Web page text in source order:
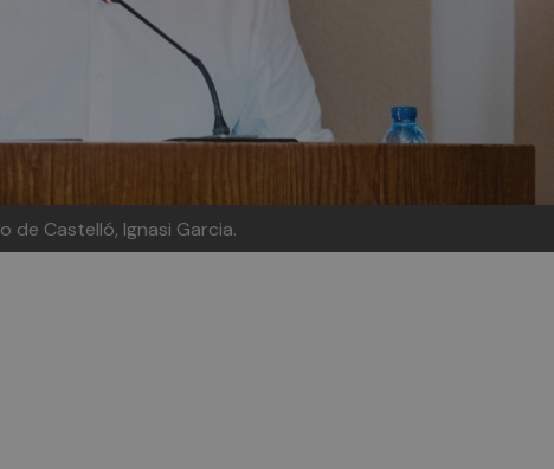
de Castelló, Ignasi Garcia.